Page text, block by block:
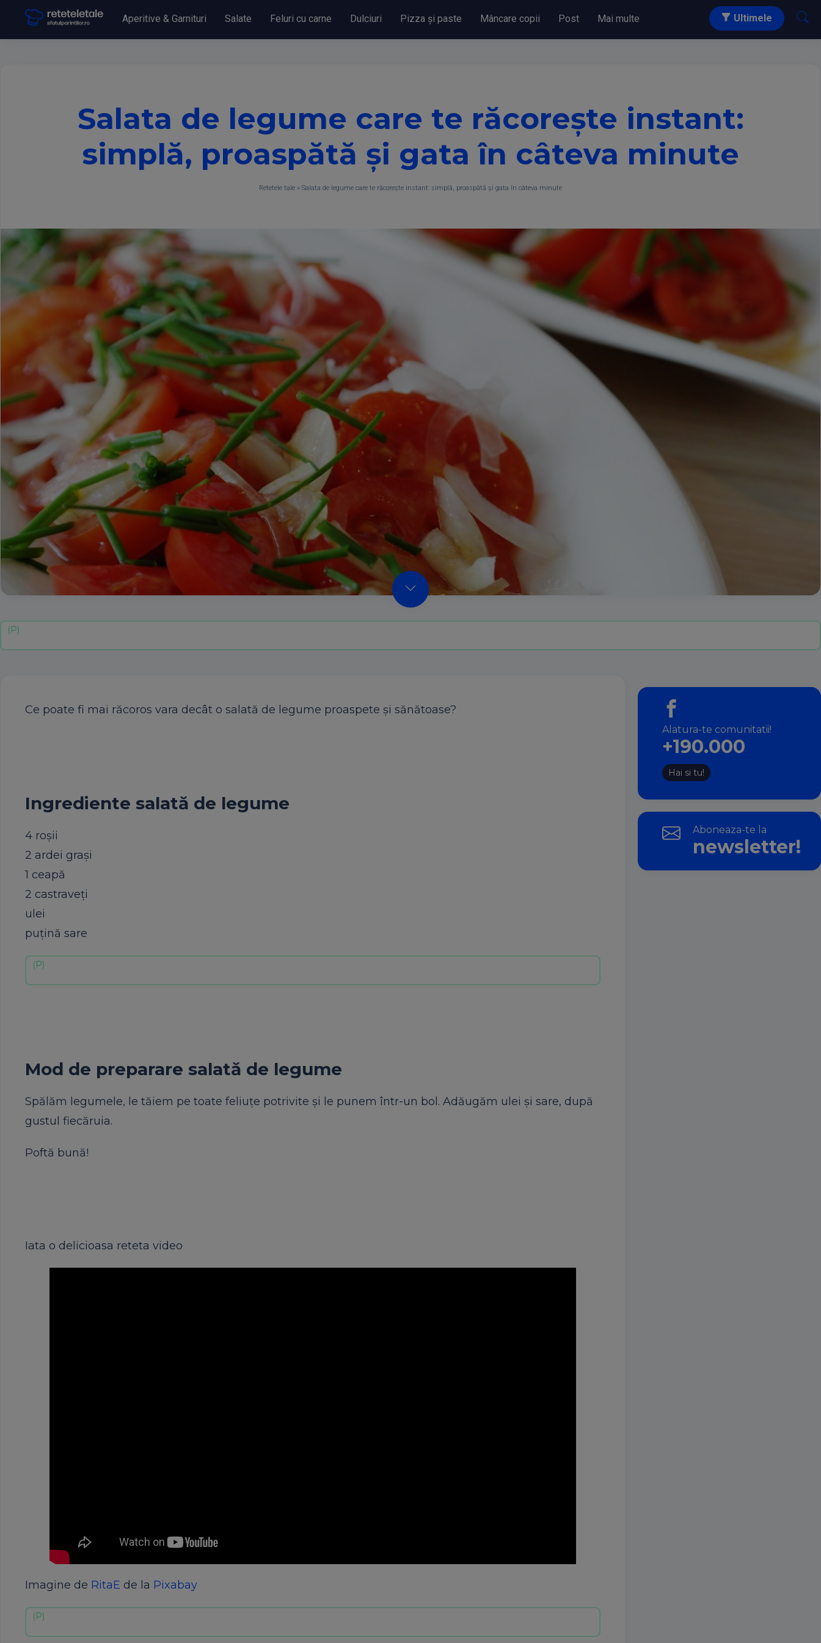
Aperitive & Garnituri Salate Feluri cu carne Dulciuri Pizza și paste Mâncare copii Post Mai multe Ultimele
Salata de legume care te răcorește instant:
simplă, proaspătă și gata în câteva minute
Retetele tale » Salata de legume care te răcorește instant: simplă, proaspătă și gata în câteva minute
Ce poate fi mai răcoros vara decât o salată de legume proaspete și sănătoase?
Ingrediente salată de legume
4 roșii
2 ardei grași
1 ceapă
2 castraveți
ulei
puțină sare
Mod de preparare salată de legume
Spălăm legumele, le tăiem pe toate feliuțe potrivite și le punem într-un bol. Adăugăm ulei și sare, după
gustul fiecăruia.
Poftă bună!
Iata o delicioasa reteta video
Imagine de RitaE de la Pixabay
Alatura-te comunitatii!
+190.000
Hai si tu!
Aboneaza-te la
newsletter!